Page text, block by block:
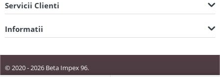
Servicii Clienti
Informatii
© 2020 - 2026 Beta Impex 96.